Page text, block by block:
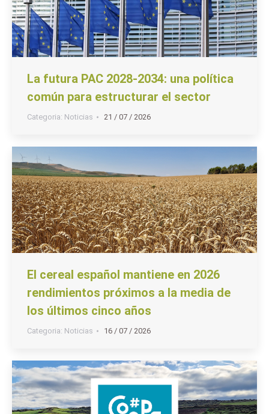
La futura PAC 2028-2034: una política
común para estructurar el sector
Categoria: Noticias 21 / 07 / 2026
El cereal español mantiene en 2026
rendimientos próximos a la media de
los últimos cinco años
Categoria: Noticias 16 / 07 / 2026